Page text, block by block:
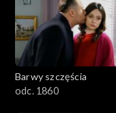
Barwy szczęścia
odc. 1860